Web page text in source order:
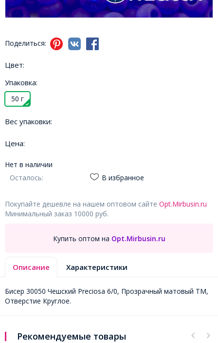
Поделиться:
Цвет:
Упаковка:
50 г
Вес упаковки:
Цена:
Нет в наличии
Осталось:
В избранное
Покупайте дешевле на нашем оптовом сайте Opt.Mirbusin.ru
Минимальный заказ 10000 руб.
Купить оптом на Opt.Mirbusin.ru
Описание Характеристики
Бисер 30050 Чешский Preciosa 6/0, Прозрачный матовый TM,
Отверстие Круглое.
Рекомендуемые товары